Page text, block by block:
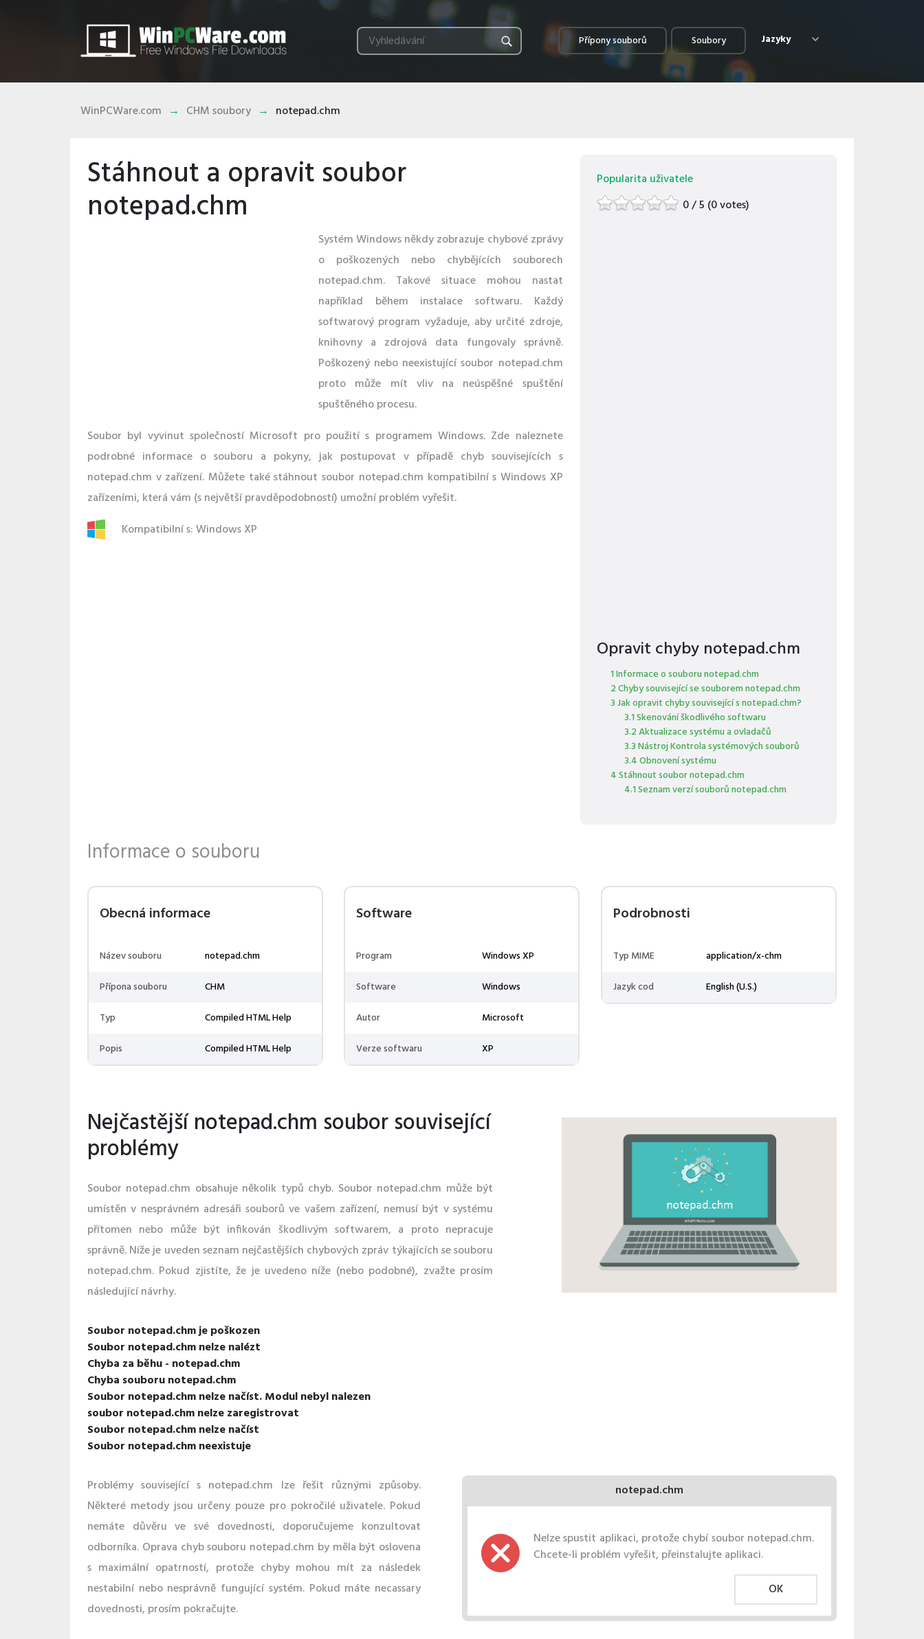
Přípony souborů Soubory Jazyky
WinPCWare.com CHM soubory notepad.chm
Stáhnout a opravit soubor
notepad.chm
Systém Windows někdy zobrazuje chybové zprávy
o poškozených nebo chybějících souborech
notepad.chm. Takové situace mohou nastat
například během instalace softwaru. Každý
softwarový program vyžaduje, aby určité zdroje,
knihovny a zdrojová data fungovaly správně.
Poškozený nebo neexistující soubor notepad.chm
proto může mít vliv na neúspěšné spuštění
spuštěného procesu.
Soubor byl vyvinut společností Microsoft pro použití s ​​programem Windows. Zde naleznete
podrobné informace o souboru a pokyny, jak postupovat v případě chyb souvisejících s
notepad.chm v zařízení. Můžete také stáhnout soubor notepad.chm kompatibilní s Windows XP
zařízeními, která vám (s největší pravděpodobností) umožní problém vyřešit.
Kompatibilní s: Windows XP
Popularita uživatele
0 / 5 (0 votes)
Opravit chyby notepad.chm
1 Informace o souboru notepad.chm
2 Chyby související se souborem notepad.chm
3 Jak opravit chyby související s notepad.chm?
3.1 Skenování škodlivého softwaru
3.2 Aktualizace systému a ovladačů
3.3 Nástroj Kontrola systémových souborů
3.4 Obnovení systému
4 Stáhnout soubor notepad.chm
4.1 Seznam verzí souborů notepad.chm
Informace o souboru
Obecná informace
Název souboru
notepad.chm
Přípona souboru
CHM
Typ
Compiled HTML Help
Popis
Compiled HTML Help
Software
Program
Windows XP
Software
Windows
Autor
Microsoft
Verze softwaru
XP
Podrobnosti
Typ MIME
application/x-chm
Jazyk cod
English (U.S.)
Nejčastější notepad.chm soubor související
problémy
Soubor notepad.chm obsahuje několik typů chyb. Soubor notepad.chm může být
umístěn v nesprávném adresáři souborů ve vašem zařízení, nemusí být v systému
přítomen nebo může být infikován škodlivým softwarem, a proto nepracuje
správně. Níže je uveden seznam nejčastějších chybových zpráv týkajících se souboru
notepad.chm. Pokud zjistíte, že je uvedeno níže (nebo podobné), zvažte prosím
následující návrhy.
Soubor notepad.chm je poškozen
Soubor notepad.chm nelze nalézt
Chyba za běhu - notepad.chm
Chyba souboru notepad.chm
Soubor notepad.chm nelze načíst. Modul nebyl nalezen
soubor notepad.chm nelze zaregistrovat
Soubor notepad.chm nelze načíst
Soubor notepad.chm neexistuje
notepad.chm
Nelze spustit aplikaci, protože chybí soubor notepad.chm.
Chcete-li problém vyřešit, přeinstalujte aplikaci.
OK
Problémy související s notepad.chm lze řešit různými způsoby.
Některé metody jsou určeny pouze pro pokročilé uživatele. Pokud
nemáte důvěru ve své dovednosti, doporučujeme konzultovat
odborníka. Oprava chyb souboru notepad.chm by měla být oslovena
s maximální opatrností, protože chyby mohou mít za následek
nestabilní nebo nesprávně fungující systém. Pokud máte necassary
dovednosti, prosím pokračujte.